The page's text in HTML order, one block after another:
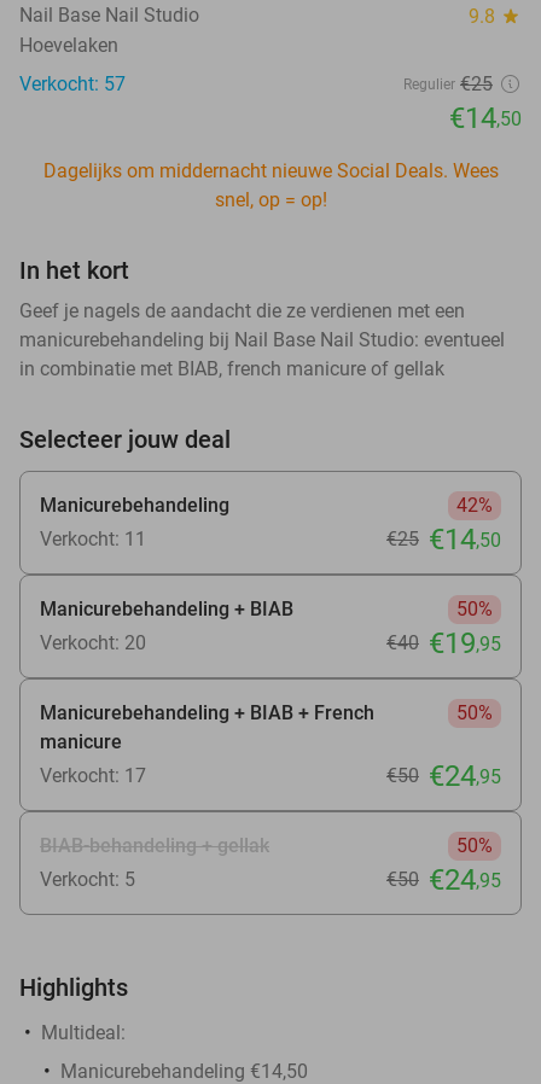
Nail Base Nail Studio 9.8 star
Hoevelaken
Verkocht: 57
Regulier €25
€14,50
Dagelijks om middernacht nieuwe Social Deals. Wees
snel, op = op!
In het kort
Geef je nagels de aandacht die ze verdienen met een
manicurebehandeling bij Nail Base Nail Studio: eventueel
in combinatie met BIAB, french manicure of gellak
Selecteer jouw deal
Manicurebehandeling
42%
Verkocht: 11
€25 €14,50
Manicurebehandeling + BIAB
50%
Verkocht: 20
€40 €19,95
Manicurebehandeling + BIAB + French
manicure
50%
Verkocht: 17 €50 €24,95
BIAB-behandeling + gellak
50%
Verkocht: 5
€50 €24,95
Highlights
Multideal:
Manicurebehandeling €14,50